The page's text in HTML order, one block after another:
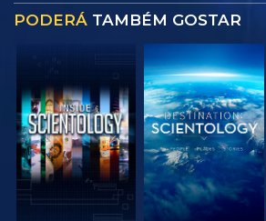
PODERÁ TAMBÉM GOSTAR